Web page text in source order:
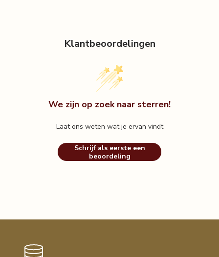
Klantbeoordelingen
We zijn op zoek naar sterren!
Laat ons weten wat je ervan vindt
Schrijf als eerste een
beoordeling